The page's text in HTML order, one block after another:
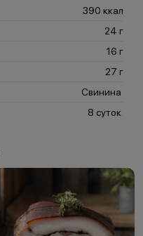
390 ккал
24 г
16 г
27 г
Свинина
8 суток